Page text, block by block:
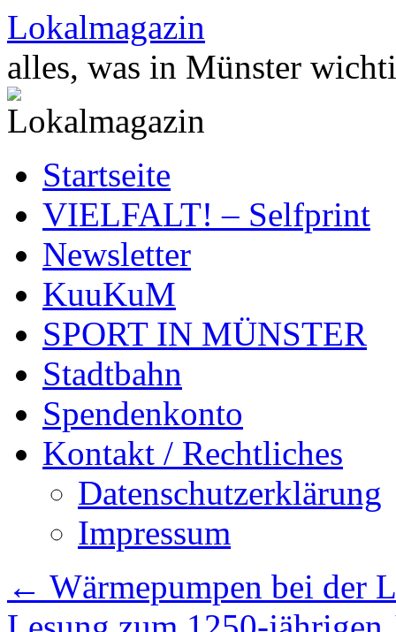
Zum
Inhalt
springen
Lokalmagazin
alles, was in Münster
Startseite
VIELFALT! – Selfprint
Newsletter
KuuKuM
SPORT IN MÜNSTER
Stadtbahn
Spendenkonto
Kontakt / Rechtliches
Datenschutzerklärung
Impressum
← Wärmepumpen bei der